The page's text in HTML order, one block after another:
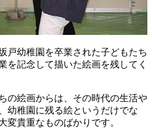
戸幼稚園を卒業された子どもたち
を記念して描いた絵画を残してく
の絵画からは、その時代の生活や
幼稚園に残る絵というだけでな
変貴重なものばかりです。